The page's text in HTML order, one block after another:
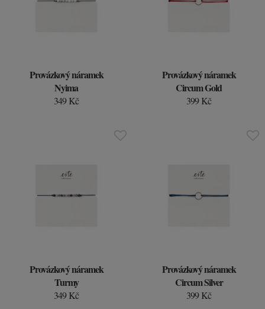
Provázkový náramek
Nyima
349 Kč
Provázkový náramek
Circum Gold
399 Kč
Provázkový náramek
Turmy
349 Kč
Provázkový náramek
Circum Silver
399 Kč